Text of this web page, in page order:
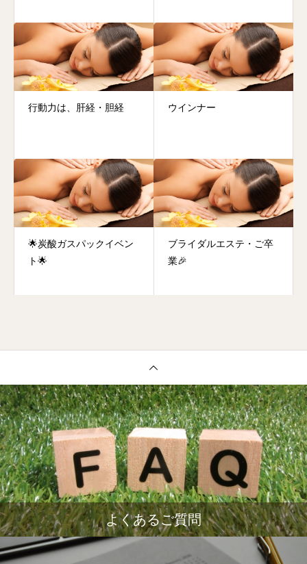
行動力は、肝経・胆経 ウインナー
🌟炭酸ガスパックイベン
ト🌟
ブライダルエステ・ご卒
業🎉
よくあるご質問